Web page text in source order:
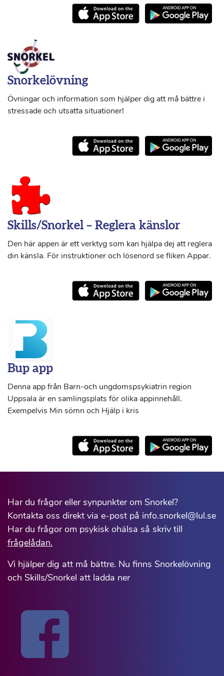
Snorkelövning
Övningar och information som hjälper dig att må bättre i
stressade och utsatta situationer!
Skills/Snorkel – Reglera känslor
Den här appen är ett verktyg som kan hjälpa dej att reglera
din känsla. För instruktioner och lösenord se fliken Appar.
Bup app
Denna app från Barn-och ungdomspsykiatrin region
Uppsala är en samlingsplats för olika appinnehåll.
Exempelvis Min sömn och Hjälp i kris
Har du frågor eller synpunkter om Snorkel?
Kontakta oss direkt via e-post på info.snorkel@lul.se
Har du frågor om psykisk ohälsa så skriv till
frågelådan.
Vi hjälper dig att må bättre. Nu finns Snorkelövning
och Skills/Snorkel att ladda ner